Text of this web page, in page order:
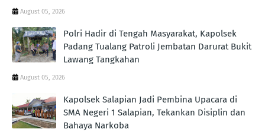
August 05, 2026
Polri Hadir di Tengah Masyarakat, Kapolsek
Padang Tualang Patroli Jembatan Darurat Bukit
Lawang Tangkahan
August 05, 2026
Kapolsek Salapian Jadi Pembina Upacara di
SMA Negeri 1 Salapian, Tekankan Disiplin dan
Bahaya Narkoba